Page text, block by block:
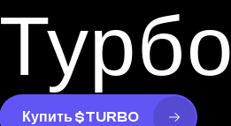
Турбо
Купить $TURBO